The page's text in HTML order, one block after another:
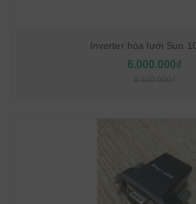
Inverter hòa lưới Sun
6.000.000₫